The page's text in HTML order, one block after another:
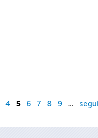
4 5 6 7 8 9 …